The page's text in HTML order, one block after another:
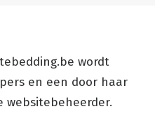
wordt
en een door haar
websitebeheerder.